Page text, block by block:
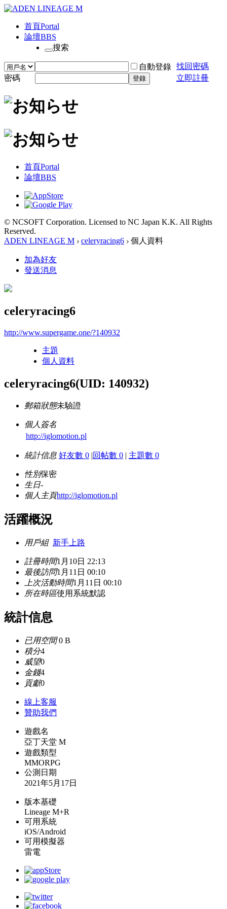
首頁Portal
論壇BBS
搜索
自動登錄 找回密碼
密碼
登錄 立即註冊
首頁Portal
論壇BBS
© NCSOFT Corporation. Licensed to NC Japan K.K. All Rights
Reserved.
ADEN LINEAGE M › celeryracing6 › 個人資料
加為好友
發送消息
celeryracing6
http://www.supergame.one/?140932
主題
個人資料
celeryracing6(UID: 140932)
郵箱狀態未驗證
個人簽名
http://iglomotion.pl
統計信息 好友數 0 |回帖數 0 | 主題數 0
性別保密
生日-
個人主頁http://iglomotion.pl
活躍概況
用戶組 新手上路
註冊時間1月10日 22:13
最後訪問1月11日 00:10
上次活動時間1月11日 00:10
所在時區使用系統默認
統計信息
已用空間0 B
積分4
威望0
金錢4
貢獻0
線上客服
贊助我們
遊戲名
亞丁天堂 M
遊戲類型
MMORPG
公測日期
2021年5月17日
版本基礎
Lineage M+R
可用系統
iOS/Android
可用模擬器
雷電